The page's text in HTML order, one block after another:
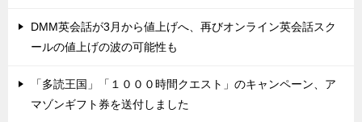
DMM英会話が3月から値上げへ、再びオンライン英会話スク
ールの値上げの波の可能性も
「多読王国」「１０００時間クエスト」のキャンペーン、ア
マゾンギフト券を送付しました